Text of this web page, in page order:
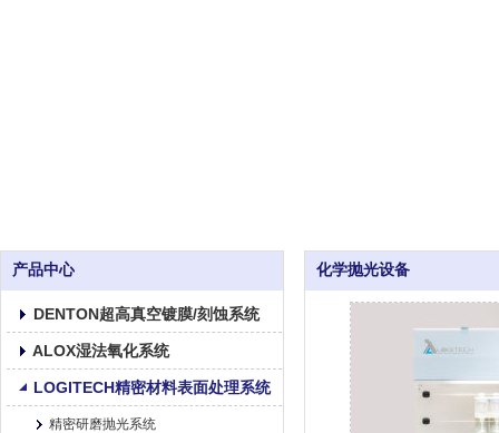
产品中心
DENTON超高真空镀膜/刻蚀系统
ALOX湿法氧化系统
LOGITECH精密材料表面处理系统
精密研磨抛光系统
化学抛光设备